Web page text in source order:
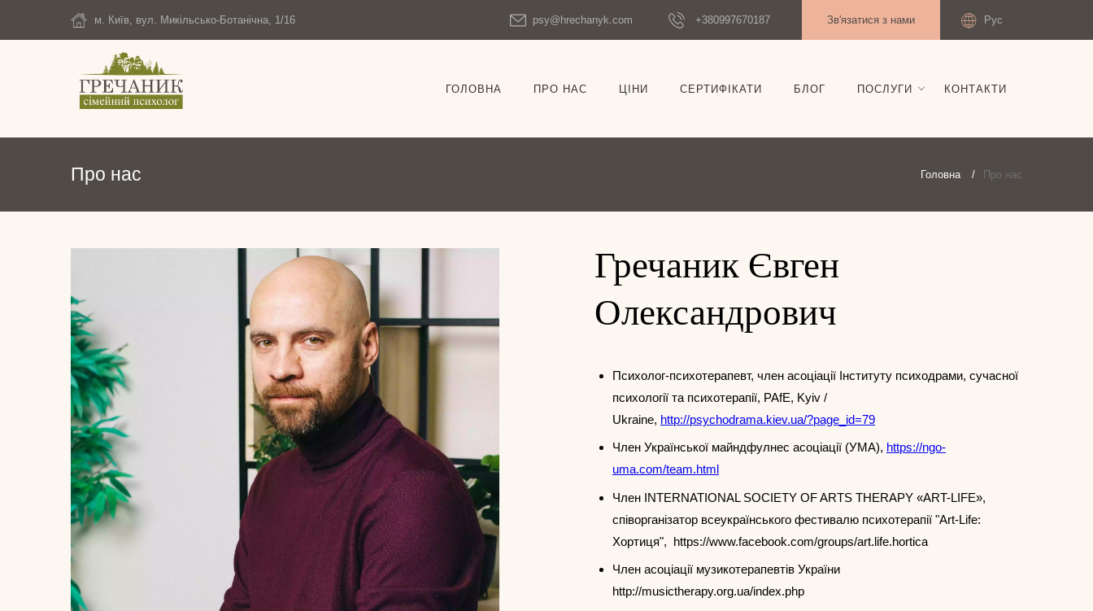
м. Київ, вул. Микільсько-Ботанічна, 1/16 psy@hrechanyk.com +380997670187 Зв'язатися з нами Рус
ГОЛОВНА ПРО НАС ЦIНИ СЕРТИФІКАТИ БЛОГ ПОСЛУГИ КОНТАКТИ
Про нас Головна Про нас
Гречаник Євген
Олександрович
Психолог-психотерапевт, член асоціації Інституту психодрами, сучасної
психології та психотерапії, PAfE, Kyiv /
Ukraine, http://psychodrama.kiev.ua/?page_id=79
Член Української майндфулнес асоціації (УМА), https://ngo-
uma.com/team.html
Член INTERNATIONAL SOCIETY OF ARTS THERAPY «ART-LIFE»,
співорганізатор всеукраїнського фестивалю психотерапії "Art-Life:
Хортиця", https://www.facebook.com/groups/art.life.hortica
Член асоціації музикотерапевтів України
http://musictherapy.org.ua/index.php